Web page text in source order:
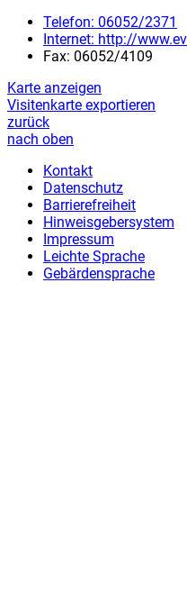
Telefon: 06052/2371
Internet: http://
Fax: 06052/4109
Karte anzeigen
Visitenkarte exportieren
zurück
nach oben
Kontakt
Datenschutz
Barrierefreiheit
Hinweisgebersystem
Impressum
Leichte Sprache
Gebärdensprache